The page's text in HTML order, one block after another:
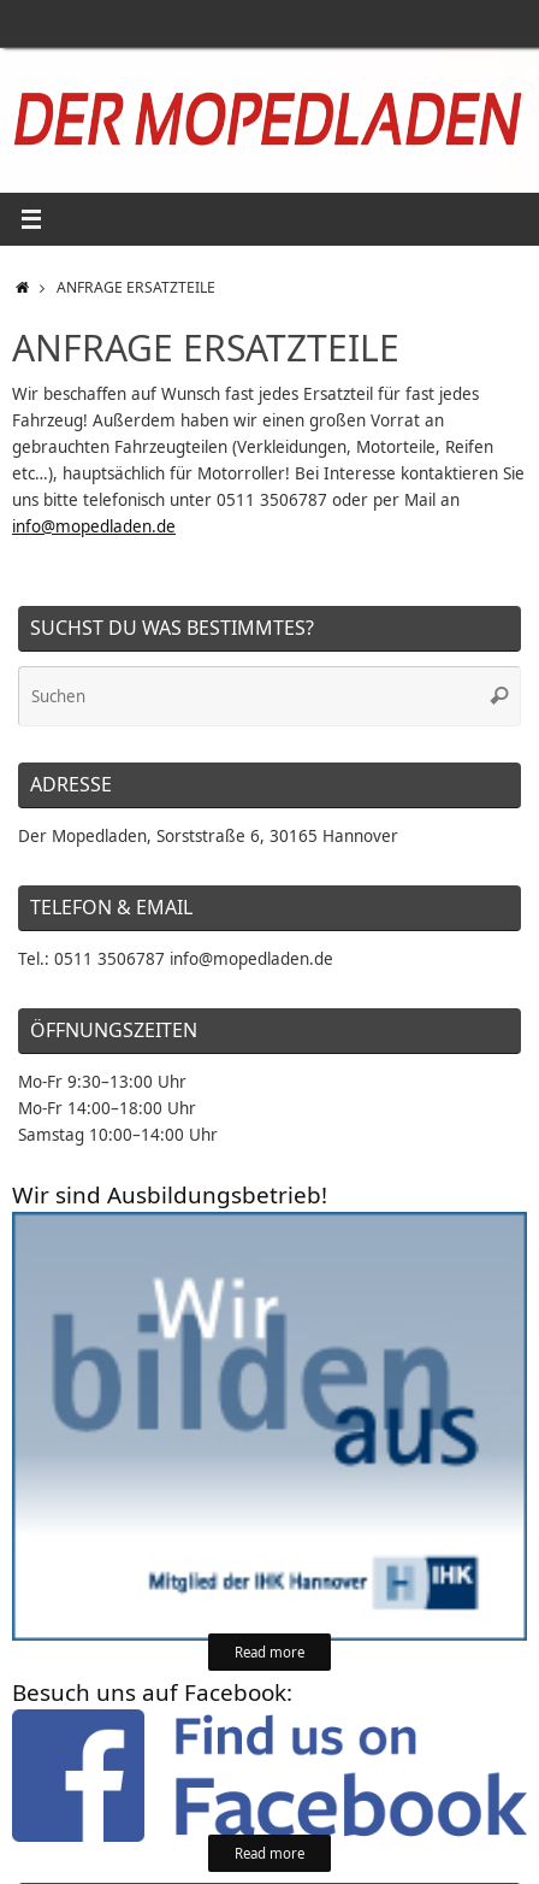
STARTANFRAGE ERSATZTEILE
ANFRAGE ERSATZTEILE
Wir beschaffen auf Wunsch fast jedes Ersatzteil für fast jedes
Fahrzeug! Außerdem haben wir einen großen Vorrat an
gebrauchten Fahrzeugteilen (Verkleidungen, Motorteile, Reifen
etc…), hauptsächlich für Motorroller! Bei Interesse kontaktieren Sie
uns bitte telefonisch unter 0511 3506787 oder per Mail an
info@mopedladen.de
SUCHST DU WAS BESTIMMTES?
ADRESSE
Der Mopedladen, Sorststraße 6, 30165 Hannover
TELEFON & EMAIL
Tel.: 0511 3506787 info@mopedladen.de
ÖFFNUNGSZEITEN
Mo-Fr 9:30–13:00 Uhr
Mo-Fr 14:00–18:00 Uhr
Samstag 10:00–14:00 Uhr
Wir sind Ausbildungsbetrieb!
Read more
Besuch uns auf Facebook:
Read more